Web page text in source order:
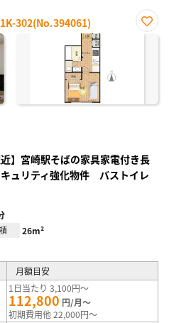
302(No.394061)
お気
】宮崎駅そばの家具家電付き長
ュリティ強化物件 バストイレ
26m²
月額目安
1日当たり 3,100円～
112,800 円/月～
初期費用他 22,000円～